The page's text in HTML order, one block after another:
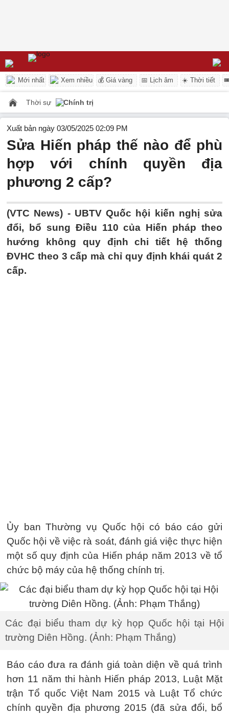
Mới nhất Xem nhiều 💰 Giá vàng 📅 Lịch âm ☀️ Thời tiết
Thời sự Chính trị
Xuất bản ngày 03/05/2025 02:09 PM
Sửa Hiến pháp thế nào để phù
hợp với chính quyền địa
phương 2 cấp?
(VTC News) - UBTV Quốc hội kiến nghị sửa
đổi, bổ sung Điều 110 của Hiến pháp theo
hướng không quy định chi tiết hệ thống
ĐVHC theo 3 cấp mà chỉ quy định khái quát 2
cấp.
Ủy ban Thường vụ Quốc hội có báo cáo gửi
Quốc hội về việc rà soát, đánh giá việc thực hiện
một số quy định của Hiến pháp năm 2013 về tổ
chức bộ máy của hệ thống chính trị.
Các đại biểu tham dự kỳ họp Quốc hội tại Hội
trường Diên Hồng. (Ảnh: Phạm Thắng)
Báo cáo đưa ra đánh giá toàn diện về quá trình
hơn 11 năm thi hành Hiến pháp 2013, Luật Mặt
trận Tổ quốc Việt Nam 2015 và Luật Tổ chức
chính quyền địa phương 2015 (đã sửa đổi, bổ